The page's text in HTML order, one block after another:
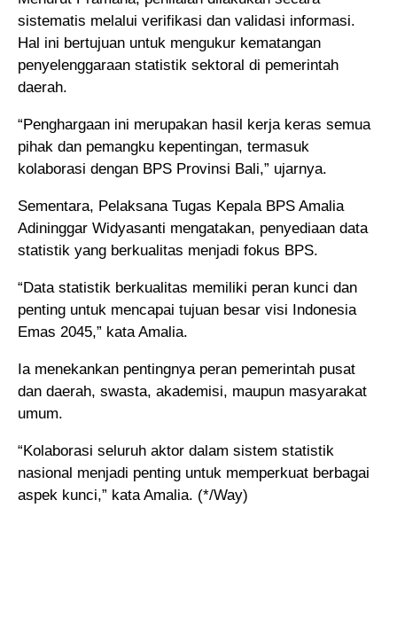
sistematis melalui verifikasi dan validasi informasi.
Hal ini bertujuan untuk mengukur kematangan
penyelenggaraan statistik sektoral di pemerintah
daerah.
“Penghargaan ini merupakan hasil kerja keras semua
pihak dan pemangku kepentingan, termasuk
kolaborasi dengan BPS Provinsi Bali,” ujarnya.
Sementara, Pelaksana Tugas Kepala BPS Amalia
Adininggar Widyasanti mengatakan, penyediaan data
statistik yang berkualitas menjadi fokus BPS.
“Data statistik berkualitas memiliki peran kunci dan
penting untuk mencapai tujuan besar visi Indonesia
Emas 2045,” kata Amalia.
Ia menekankan pentingnya peran pemerintah pusat
dan daerah, swasta, akademisi, maupun masyarakat
umum.
“Kolaborasi seluruh aktor dalam sistem statistik
nasional menjadi penting untuk memperkuat berbagai
aspek kunci,” kata Amalia. (*/Way)